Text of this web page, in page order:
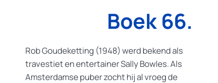
Boek 66.
Rob Goudeketting (1948) werd bekend als
travestiet en entertainer Sally Bowles. Als
Amsterdamse puber zocht hij al vroeg de